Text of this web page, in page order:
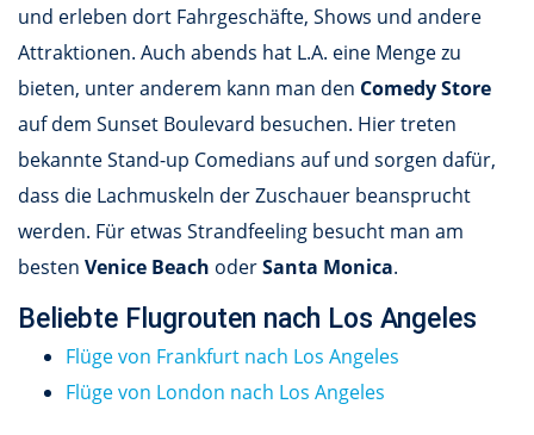
und erleben dort Fahrgeschäfte, Shows und andere
Attraktionen. Auch abends hat L.A. eine Menge zu
bieten, unter anderem kann man den Comedy Store
auf dem Sunset Boulevard besuchen. Hier treten
bekannte Stand-up Comedians auf und sorgen dafür,
dass die Lachmuskeln der Zuschauer beansprucht
werden. Für etwas Strandfeeling besucht man am
besten Venice Beach oderSanta Monica.
Beliebte Flugrouten nach Los Angeles
Flüge von Frankfurt nach Los Angeles
Flüge von London nach Los Angeles